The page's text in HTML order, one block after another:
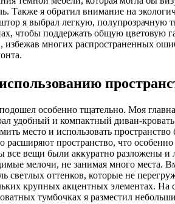
Также я обратил внимание на
я выбрал легкую, полупрозрачную
чтобы поддержать общую цветовую
многих распространенных
особенно тщательно. Моя
удобный и компактный диван-
место и использовать
пространство, что
вещи были аккуратно разложены и
мелочи, не занимая много места.
светлых оттенков, которые не
крупных акцентных элементах.
тумбочках я разместил